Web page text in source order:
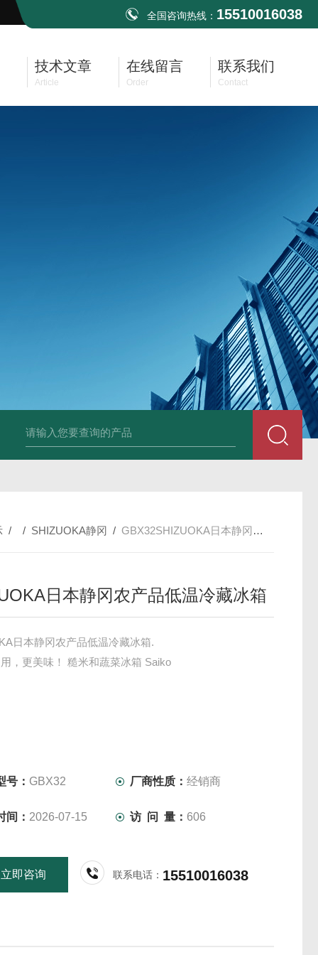
全国咨询热线： 15510016038
技术文章
Article
在线留言
Order
联系我们
Contact
PAV320-1.3 （with LAN）KIKUSUI菊水直流电源-故障快
/ / SHIZUOKA静冈 / GBX32SHIZUOKA日本静冈农产品低温冷藏冰箱
日本静冈农产品低温冷藏冰箱
日本静冈农产品低温冷藏冰箱.
，更美味！ 糙米和蔬菜冰箱 Saiko
号： GBX32 厂商性质：经销商
间： 2026-07-15 访 问 量： 606
立即咨询 联系电话： 15510016038